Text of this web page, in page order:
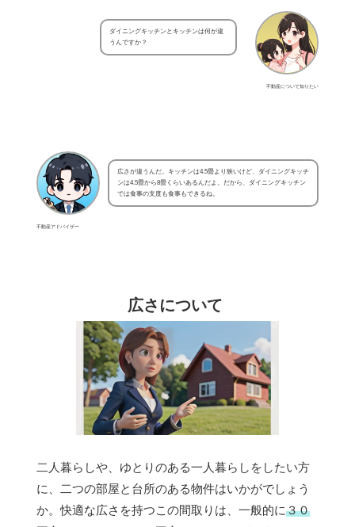
不動産について知りたい
ダイニングキッチンとキッチンは何が違
うんですか？
不動産アドバイザー
広さが違うんだ。キッチンは4.5畳より狭いけど、ダイニングキッチ
ンは4.5畳から8畳くらいあるんだよ。だから、ダイニングキッチン
では食事の支度も食事もできるね。
広さについて
二人暮らしや、ゆとりのある一人暮らしをしたい方
に、二つの部屋と台所のある物件はいかがでしょう
か。快適な広さを持つこの間取りは、一般的に３０